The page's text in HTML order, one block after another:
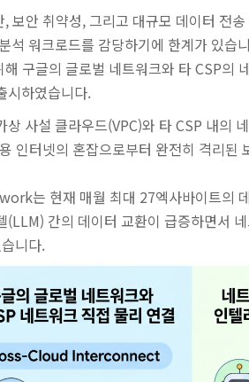
보안 취약성, 그리고 대규모 데이터 전
석 워크로드를 감당하기에 한계가 있습
구글의 글로벌 네트워크와 타 CSP의
하였습니다.
사설 클라우드(VPC)와 타 CSP 내의
인터넷의 혼잡으로부터 완전히 격리된
는 현재 매월 최대 27엑사바이트의
간의 데이터 교환이 급증하면서
니다.